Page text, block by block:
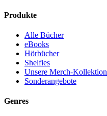
Produkte
Alle Bücher
eBooks
Hörbücher
Shelfies
Unsere Merch-Kollektion
Sonderangebote
Genres